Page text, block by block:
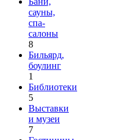
сауны,
спа-
салоны
8
Бильярд,
боулинг
1
Библиотеки
5
Выставки
и музеи
7